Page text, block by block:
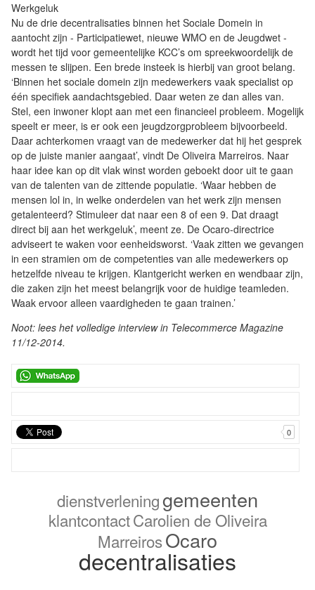
Werkgeluk
Nu de drie decentralisaties binnen het Sociale Domein in
aantocht zijn - Participatiewet, nieuwe WMO en de Jeugdwet -
wordt het tijd voor gemeentelijke KCC’s om spreekwoordelijk de
messen te slijpen. Een brede insteek is hierbij van groot belang.
‘Binnen het sociale domein zijn medewerkers vaak specialist op
één specifiek aandachtsgebied. Daar weten ze dan alles van.
Stel, een inwoner klopt aan met een financieel probleem. Mogelijk
speelt er meer, is er ook een jeugdzorgprobleem bijvoorbeeld.
Daar achterkomen vraagt van de medewerker dat hij het gesprek
op de juiste manier aangaat’, vindt De Oliveira Marreiros. Naar
haar idee kan op dit vlak winst worden geboekt door uit te gaan
van de talenten van de zittende populatie. ‘Waar hebben de
mensen lol in, in welke onderdelen van het werk zijn mensen
getalenteerd? Stimuleer dat naar een 8 of een 9. Dat draagt
direct bij aan het werkgeluk’, meent ze. De Ocaro-directrice
adviseert te waken voor eenheidsworst. ‘Vaak zitten we gevangen
in een stramien om de competenties van alle medewerkers op
hetzelfde niveau te krijgen. Klantgericht werken en wendbaar zijn,
die zaken zijn het meest belangrijk voor de huidige teamleden.
Waak ervoor alleen vaardigheden te gaan trainen.’
Noot: lees het volledige interview in Telecommerce Magazine
11/12-2014.
0
dienstverleninggemeenten
klantcontactCarolien de Oliveira
MarreirosOcaro
decentralisaties